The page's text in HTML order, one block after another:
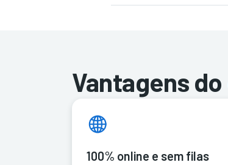
Vantagens do
100% online e sem filas